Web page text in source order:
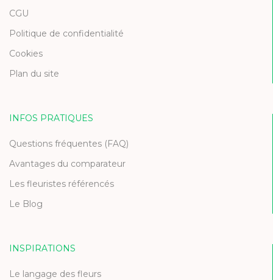
CGU
Politique de confidentialité
Cookies
Plan du site
INFOS PRATIQUES
Questions fréquentes (FAQ)
Avantages du comparateur
Les fleuristes référencés
Le Blog
INSPIRATIONS
Le langage des fleurs